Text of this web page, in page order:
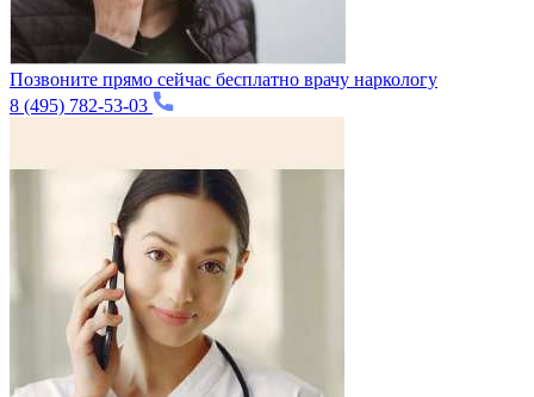
Позвоните прямо сейчас бесплатно врачу наркологу
8 (495) 782-53-03